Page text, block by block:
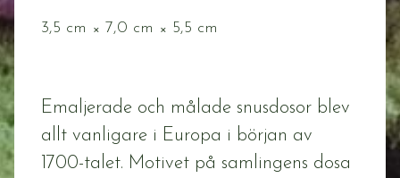
3,5 cm × 7,0 cm × 5,5 cm
Emaljerade och målade snusdosor blev
allt vanligare i Europa i början av
1700-talet. Motivet på samlingens dosa